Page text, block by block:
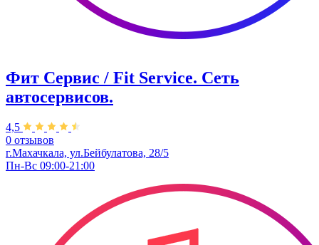
Фит Сервис / Fit Service. Сеть
автосервисов.
4,5
0 отзывов
г.Махачкала, ул.Бейбулатова, 28/5
Пн-Вс 09:00-21:00